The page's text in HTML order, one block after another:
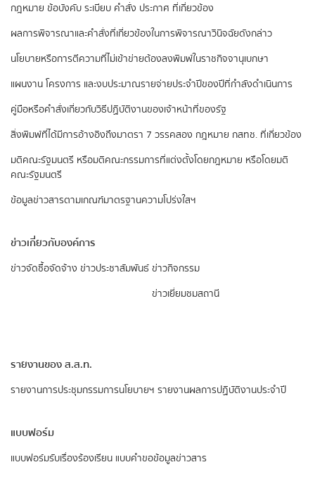
กฎหมาย ข้อบังคับ ระเบียบ คำสั่ง ประกาศ ที่เกี่ยวข้อง
ผลการพิจารณาและคำสั่งที่เกี่ยวข้องในการพิจารณาวินิจฉัยดังกล่าว
นโยบายหรือการตีความที่ไม่เข้าข่ายต้องลงพิมพ์ในราชกิจจานุเบกษา
แผนงาน โครงการ และงบประมาณรายจ่ายประจำปีของปีที่กำลังดำเนินการ
คู่มือหรือคำสั่งเกี่ยวกับวิธีปฏิบัติงานของเจ้าหน้าที่ของรัฐ
สิ่งพิมพ์ที่ได้มีการอ้างอิงถึงมาตรา 7 วรรคสอง กฎหมาย กสทช. ที่เกี่ยวข้อง
มติคณะรัฐมนตรี หรือมติคณะกรรมการที่แต่งตั้งโดยกฎหมาย หรือโดยมติ
คณะรัฐมนตรี
ข้อมูลข่าวสารตามเกณฑ์มาตรฐานความโปร่งใสฯ
ข่าวเกี่ยวกับองค์การ
ข่าวจัดซื้อจัดจ้าง ข่าวประชาสัมพันธ์ ข่าวกิจกรรม
ข่าวเยี่ยมชมสถานี
รายงานของ ส.ส.ท.
รายงานการประชุมกรรมการนโยบายฯ รายงานผลการปฏิบัติงานประจำปี
แบบฟอร์ม
แบบฟอร์มรับเรื่องร้องเรียน แบบคำขอข้อมูลข่าวสาร